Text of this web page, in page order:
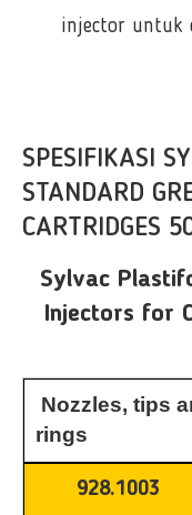
injector untuk
SPESIFIKASI
STANDARD
CARTRIDGES
Sylvac
Injectors for
Nozzles, tips
rings
928.1003